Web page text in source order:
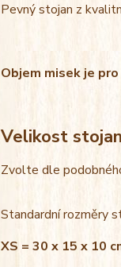
Pevný stojan z
Objem misek je
Velikost
Zvolte dle
Standardní rozměry
XS = 30 x 15 x 10